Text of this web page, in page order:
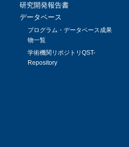
研究開発報告書
データベース
プログラム・データベース成果
物一覧
学術機関リポジトリQST-
Repository